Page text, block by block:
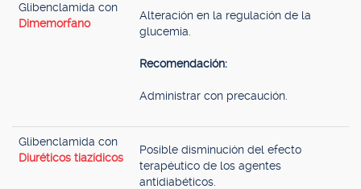
Glibenclamida con
Dimemorfano
Alteración en la regulación de la
glucemia.
Recomendación:
Administrar con precaución.
Glibenclamida con
Diuréticos tiazídicos
Posible disminución del efecto
terapéutico de los agentes
antidiabéticos.